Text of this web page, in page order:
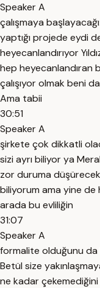
Speaker A
çalışmaya
yaptığı projede eydi
heyecanlandırıyor
hep heyecanlandıran
çalışıyor olmak beni
Ama tabii
30:51
Speaker A
şirkete çok dikkatli
sizi ayrı biliyor ya
zor duruma
biliyorum ama yine de
arada bu evliliğin
31:07
Speaker A
formalite olduğunu da
Betül size
ne kadar